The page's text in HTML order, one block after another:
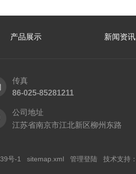
产品展示 新闻资讯
传真
86-025-85281211
公司地址
江苏省南京市江北新区柳州东路
号-1 sitemap.xml 管理登陆 技术支持：